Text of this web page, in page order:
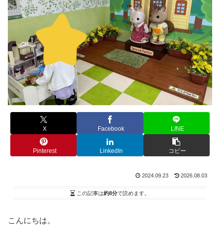
X Facebook LINE
Pinterest LinkedIn コピー
2024.09.23 2026.08.03
この記事は約8分で読めます。
こんにちは。